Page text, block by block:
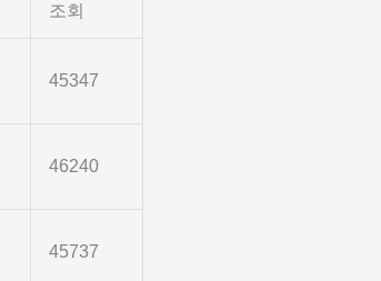
조회
45347
46240
45737